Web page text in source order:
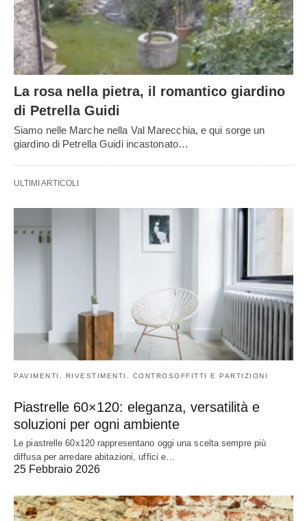
La rosa nella pietra, il romantico giardino
di Petrella Guidi
Siamo nelle Marche nella Val Marecchia, e qui sorge un
giardino di Petrella Guidi incastonato…
ULTIMI ARTICOLI
PAVIMENTI, RIVESTIMENTI, CONTROSOFFITTI E PARTIZIONI
Piastrelle 60×120: eleganza, versatilità e
soluzioni per ogni ambiente
Le piastrelle 60x120 rappresentano oggi una scelta sempre più
diffusa per arredare abitazioni, uffici e…
25 Febbraio 2026